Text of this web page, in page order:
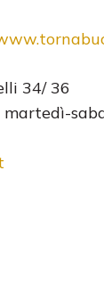
34/ 36